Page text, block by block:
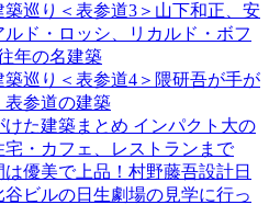
築巡り＜表参道3＞山下和正、安
ルド・ロッシ、リカルド・ボフ
年の名建築
築巡り＜表参道4＞隈研吾が手が
表参道の建築
けた建築まとめ インパクト大の
宅・カフェ、レストランまで
は優美で上品！村野藤吾設計日
谷ビルの日生劇場の見学に行っ